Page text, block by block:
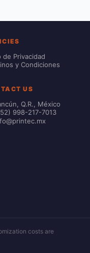
de Privacidad
y Condiciones
US
Q.R., México
998-217-7013
costs are